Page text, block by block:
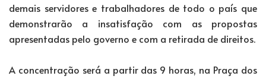
demais servidores e trabalhadores de todo o país que
demonstrarão a insatisfação com as propostas
apresentadas pelo governo e com a retirada de direitos.
A concentração será a partir das 9 horas, na Praça dos